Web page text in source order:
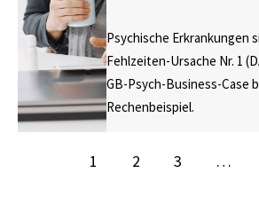
Psychische Erkrankungen
Fehlzeiten-Ursache Nr. 1
GB-Psych-Business-Case
Rechenbeispiel.
1 2 3 …